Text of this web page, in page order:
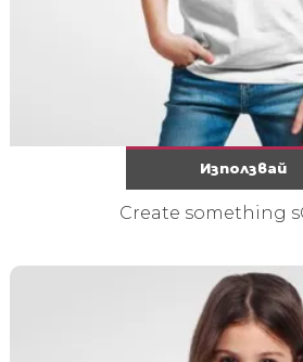
Използвай
Create something